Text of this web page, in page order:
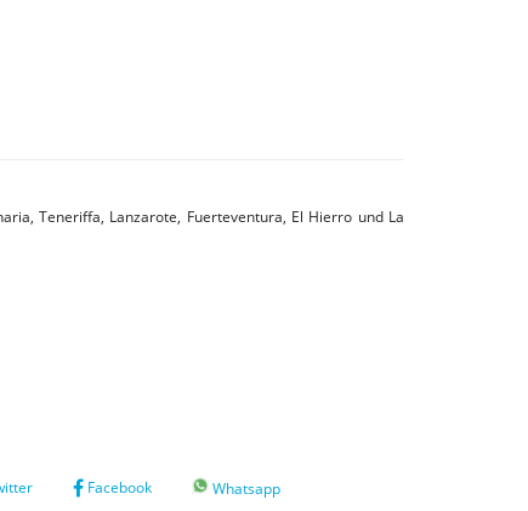
Teneriffa, Lanzarote, Fuerteventura, El Hierro und La
Facebook Whatsapp